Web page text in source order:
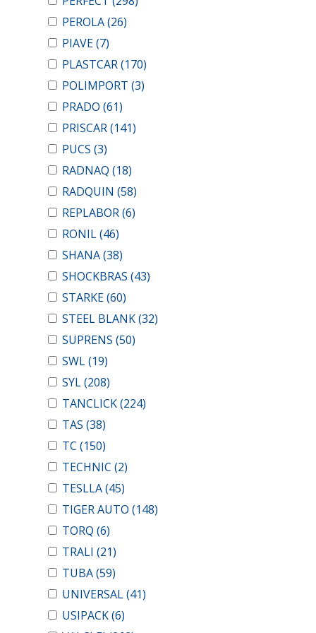
PEROLA(26)
PIAVE(7)
PLASTCAR(170)
POLIMPORT (3)
PRADO (61)
PRISCAR(141)
PUCS (3)
RADNAQ (18)
RADQUIN (58)
REPLABOR(6)
RONIL(46)
SHANA(38)
SHOCKBRAS (43)
STARKE(60)
STEEL BLANK(32)
SUPRENS (50)
SWL(19)
SYL(208)
TANCLICK(224)
TAS (38)
TC (150)
TECHNIC (2)
TESLLA(45)
TIGER AUTO (148)
TORQ (6)
TRALI (21)
TUBA(59)
UNIVERSAL(41)
USIPACK(6)